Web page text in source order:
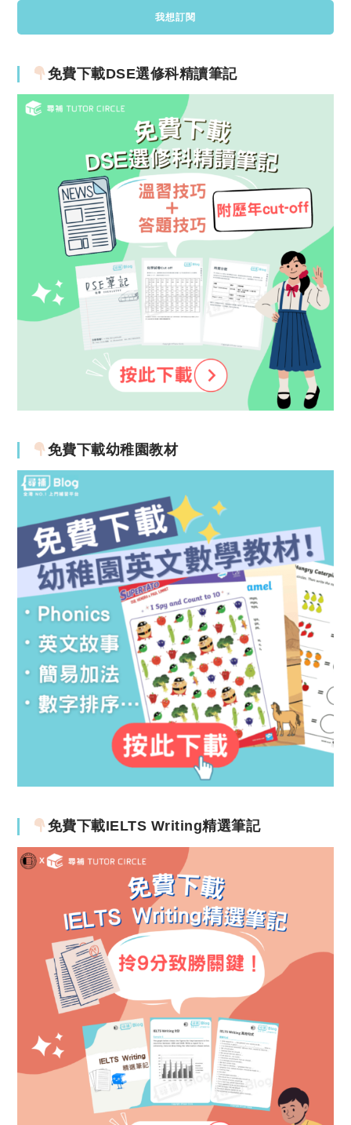
免費下載DSE選修科精讀筆記
免費下載幼稚園教材
免費下載IELTS Writing精選筆記